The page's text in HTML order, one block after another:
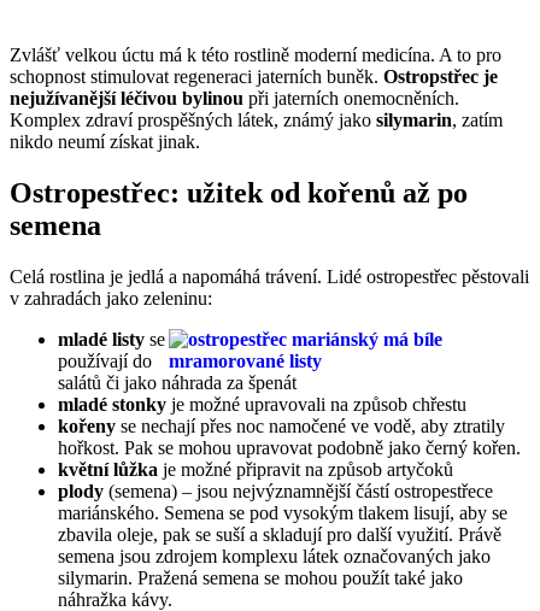
Zvlášť velkou úctu má k této rostlině moderní medicína. A to pro
schopnost stimulovat regeneraci jaterních buněk. Ostropstřec je
nejužívanější léčivou bylinou při jaterních onemocněních.
Komplex zdraví prospěšných látek, známý jako silymarin, zatím
nikdo neumí získat jinak.
Ostropestřec: užitek od kořenů až po
semena
Celá rostlina je jedlá a napomáhá trávení. Lidé ostropestřec pěstovali
v zahradách jako zeleninu:
mladé listy se
používají do
salátů či jako náhrada za špenát
mladé stonky je možné upravovali na způsob chřestu
kořeny se nechají přes noc namočené ve vodě, aby ztratily
hořkost. Pak se mohou upravovat podobně jako černý kořen.
květní lůžka je možné připravit na způsob artyčoků
plody (semena) – jsou nejvýznamnější částí ostropestřece
mariánského. Semena se pod vysokým tlakem lisují, aby se
zbavila oleje, pak se suší a skladují pro další využití. Právě
semena jsou zdrojem komplexu látek označovaných jako
silymarin. Pražená semena se mohou použít také jako
náhražka kávy.